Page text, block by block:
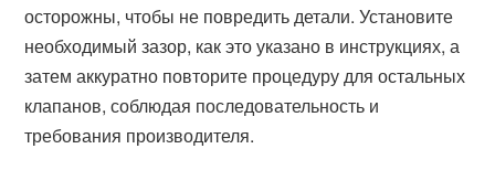
осторожны, чтобы не повредить детали. Установите
необходимый зазор, как это указано в инструкциях, а
затем аккуратно повторите процедуру для остальных
клапанов, соблюдая последовательность и
требования производителя.